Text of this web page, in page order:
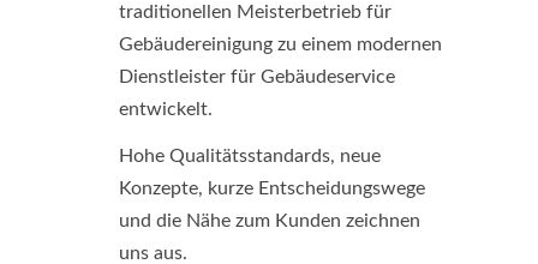
traditionellen Meisterbetrieb für
Gebäudereinigung zu einem modernen
Dienstleister für Gebäudeservice
entwickelt.
Hohe Qualitätsstandards, neue
Konzepte, kurze Entscheidungswege
und die Nähe zum Kunden zeichnen
uns aus.